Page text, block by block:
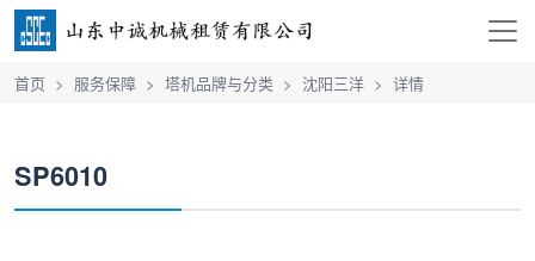
首页 服务保障 塔机品牌与分类 沈阳三洋 详情
SP6010